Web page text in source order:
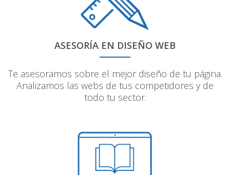
ASESORÍA EN DISEÑO WEB
Te asesoramos sobre el mejor diseño de tu página.
Analizamos las webs de tus competidores y de
todo tu sector.